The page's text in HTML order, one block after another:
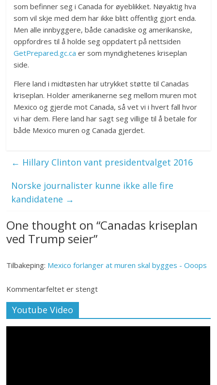
som befinner seg i Canada for øyeblikket. Nøyaktig hva
som vil skje med dem har ikke blitt offentlig gjort enda.
Men alle innbyggere, både canadiske og amerikanske,
oppfordres til å holde seg oppdatert på nettsiden
GetPrepared.gc.ca er som myndighetenes kriseplan
side.
Flere land i midtøsten har utrykket støtte til Canadas
kriseplan. Holder amerikanerne seg mellom muren mot
Mexico og gjerde mot Canada, så vet vi i hvert fall hvor
vi har dem. Flere land har sagt seg villige til å betale for
både Mexico muren og Canada gjerdet.
← Hillary Clinton vant presidentvalget 2016
Norske journalister kunne ikke alle fire
kandidatene →
One thought on “Canadas kriseplan
ved Trump seier”
Tilbakeping: Mexico forlanger at muren skal bygges - Ooops
Kommentarfeltet er stengt
Youtube Video